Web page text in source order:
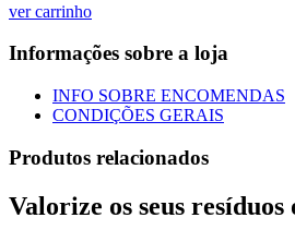
ver carrinho
Informações sobre a loja
INFO SOBRE ENCOMENDAS
CONDIÇÕES GERAIS
Produtos relacionados
Valorize os seus resíduos